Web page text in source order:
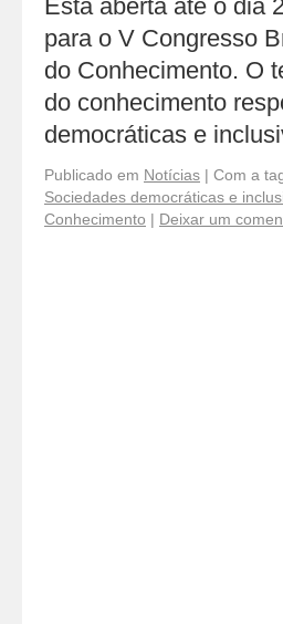
Está aberta até o dia
para o V Congresso
do Conhecimento. O
do conhecimento
democráticas e
Publicado em Notícias | Com a
Sociedades democráticas e
Conhecimento | Deixar um